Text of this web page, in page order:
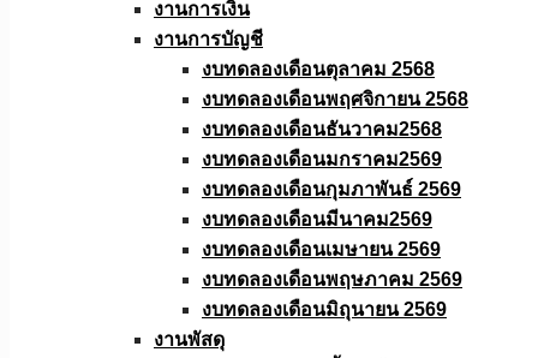
งานการเงิน
งานการบัญชี
งบทดลองเดือนตุลาคม 2568
งบทดลองเดือนพฤศจิกายน 2568
งบทดลองเดือนธันวาคม2568
งบทดลองเดือนมกราคม2569
งบทดลองเดือนกุมภาพันธ์ 2569
งบทดลองเดือนมีนาคม2569
งบทดลองเดือนเมษายน 2569
งบทดลองเดือนพฤษภาคม 2569
งบทดลองเดือนมิถุนายน 2569
งานพัสดุ